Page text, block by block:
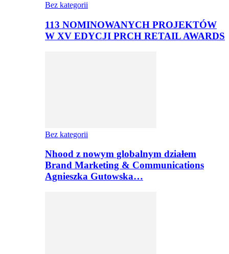
Bez kategorii
113 NOMINOWANYCH PROJEKTÓW
W XV EDYCJI PRCH RETAIL AWARDS
Bez kategorii
Nhood z nowym globalnym działem
Brand Marketing & Communications
Agnieszka Gutowska…